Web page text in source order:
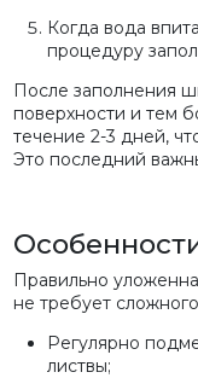
Когда вода
процедуру
После заполнения
поверхности и тем
течение 2-3 дней,
Это последний
Правильно
не требует
Регулярно
листвы;